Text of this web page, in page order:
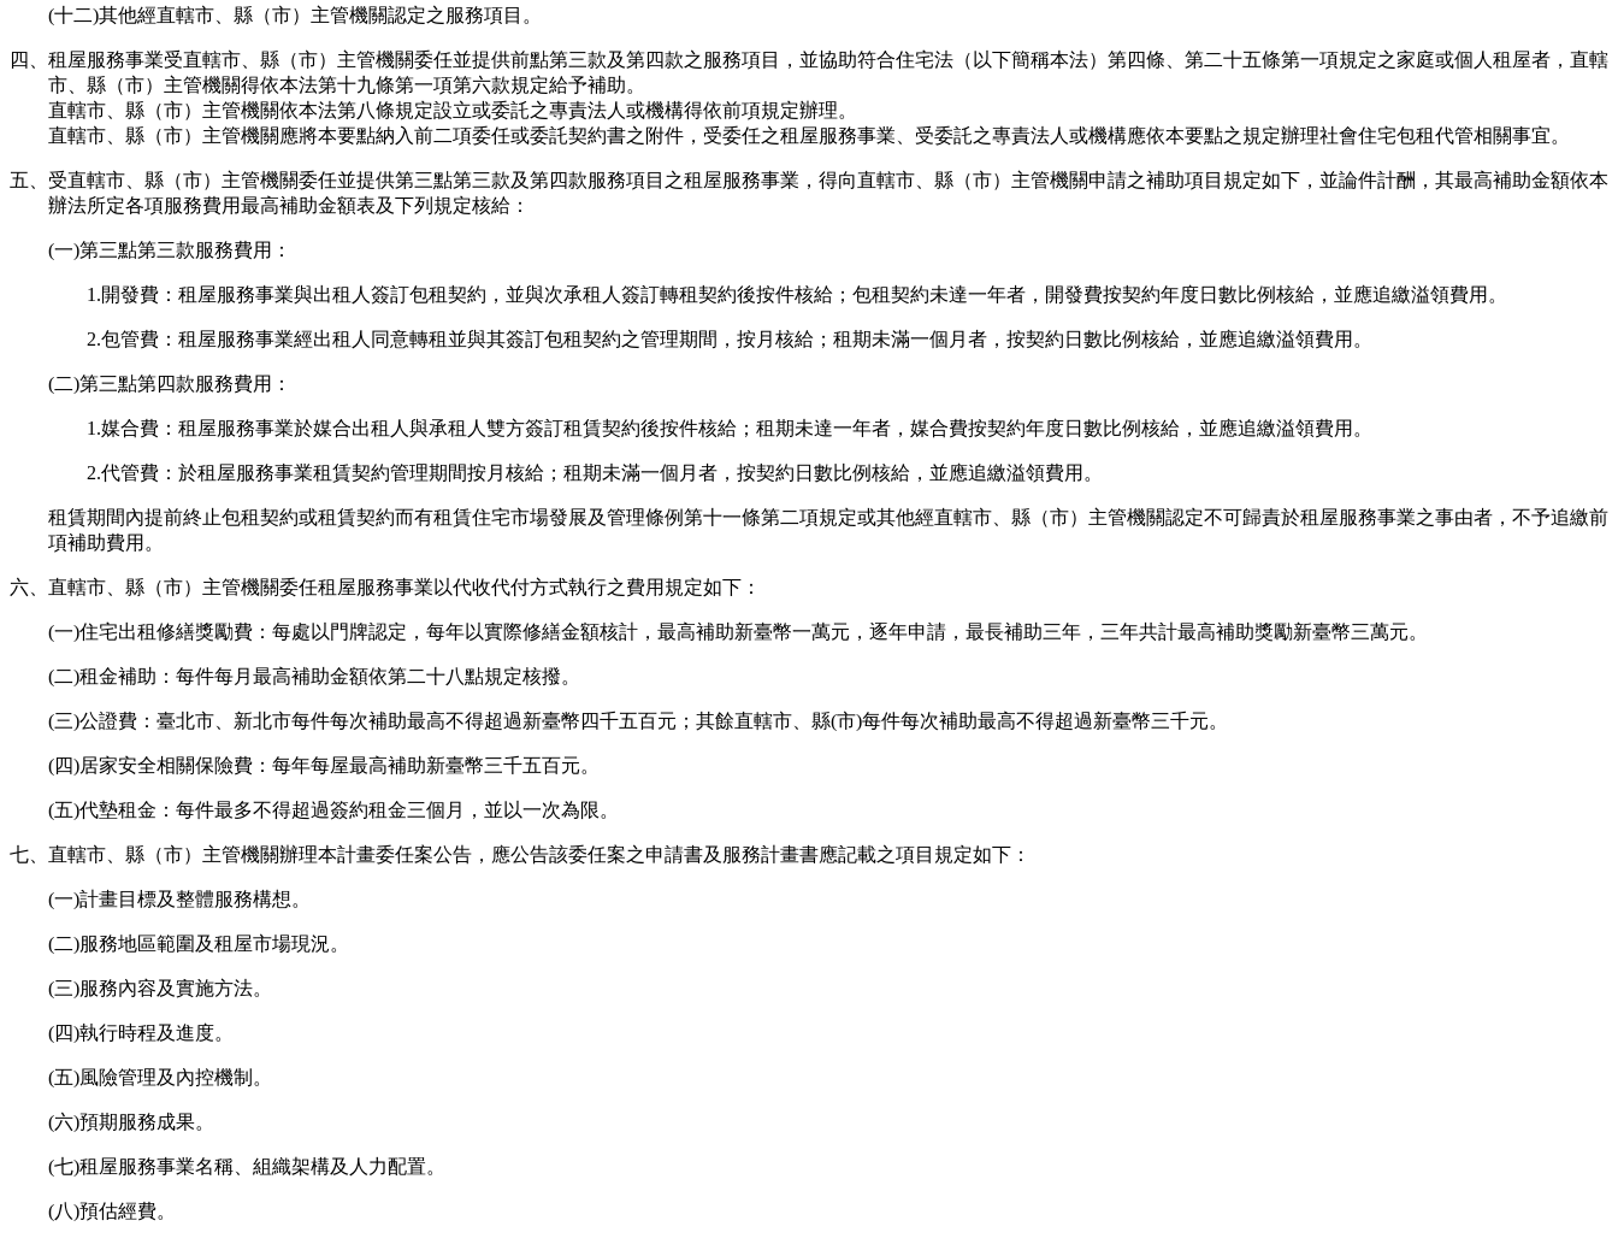
(十二)其他經直轄市、縣（市）主管機關認定之服務項目。
四、租屋服務事業受直轄市、縣（市）主管機關委任並提供前點第三款及第四款之服務項目，並協助符合住宅法（以下簡稱本法）第四條、第二十五條第一項規定之家庭或個人租屋者，直轄
市、縣（市）主管機關得依本法第十九條第一項第六款規定給予補助。
直轄市、縣（市）主管機關依本法第八條規定設立或委託之專責法人或機構得依前項規定辦理。
直轄市、縣（市）主管機關應將本要點納入前二項委任或委託契約書之附件，受委任之租屋服務事業、受委託之專責法人或機構應依本要點之規定辦理社會住宅包租代管相關事宜。
五、受直轄市、縣（市）主管機關委任並提供第三點第三款及第四款服務項目之租屋服務事業，得向直轄市、縣（市）主管機關申請之補助項目規定如下，並論件計酬，其最高補助金額依本
辦法所定各項服務費用最高補助金額表及下列規定核給：
(一)第三點第三款服務費用：
1.開發費：租屋服務事業與出租人簽訂包租契約，並與次承租人簽訂轉租契約後按件核給；包租契約未達一年者，開發費按契約年度日數比例核給，並應追繳溢領費用。
2.包管費：租屋服務事業經出租人同意轉租並與其簽訂包租契約之管理期間，按月核給；租期未滿一個月者，按契約日數比例核給，並應追繳溢領費用。
(二)第三點第四款服務費用：
1.媒合費：租屋服務事業於媒合出租人與承租人雙方簽訂租賃契約後按件核給；租期未達一年者，媒合費按契約年度日數比例核給，並應追繳溢領費用。
2.代管費：於租屋服務事業租賃契約管理期間按月核給；租期未滿一個月者，按契約日數比例核給，並應追繳溢領費用。
租賃期間內提前終止包租契約或租賃契約而有租賃住宅市場發展及管理條例第十一條第二項規定或其他經直轄市、縣（市）主管機關認定不可歸責於租屋服務事業之事由者，不予追繳前
項補助費用。
六、直轄市、縣（市）主管機關委任租屋服務事業以代收代付方式執行之費用規定如下：
(一)住宅出租修繕獎勵費：每處以門牌認定，每年以實際修繕金額核計，最高補助新臺幣一萬元，逐年申請，最長補助三年，三年共計最高補助獎勵新臺幣三萬元。
(二)租金補助：每件每月最高補助金額依第二十八點規定核撥。
(三)公證費：臺北市、新北市每件每次補助最高不得超過新臺幣四千五百元；其餘直轄市、縣(市)每件每次補助最高不得超過新臺幣三千元。
(四)居家安全相關保險費：每年每屋最高補助新臺幣三千五百元。
(五)代墊租金：每件最多不得超過簽約租金三個月，並以一次為限。
七、直轄市、縣（市）主管機關辦理本計畫委任案公告，應公告該委任案之申請書及服務計畫書應記載之項目規定如下：
(一)計畫目標及整體服務構想。
(二)服務地區範圍及租屋市場現況。
(三)服務內容及實施方法。
(四)執行時程及進度。
(五)風險管理及內控機制。
(六)預期服務成果。
(七)租屋服務事業名稱、組織架構及人力配置。
(八)預估經費。